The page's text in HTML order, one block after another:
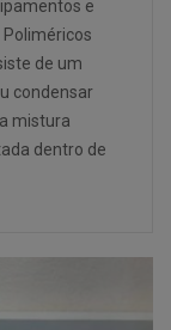
e
Poliméricos
de um
condensar
mistura
dentro de